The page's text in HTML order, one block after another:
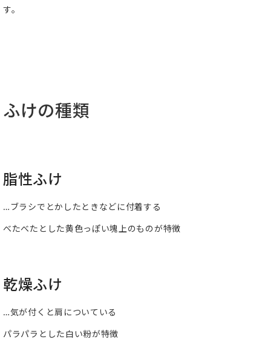
す。
ふけの種類
脂性ふけ
…ブラシでとかしたときなどに付着する
べたべたとした黄色っぽい塊上のものが特徴
乾燥ふけ
…気が付くと肩についている
パラパラとした白い粉が特徴